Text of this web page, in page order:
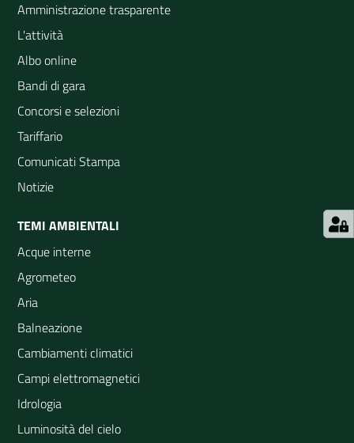
Amministrazione trasparente
L'attività
Albo online
Bandi di gara
Concorsi e selezioni
Tariffario
Comunicati Stampa
Notizie
TEMI AMBIENTALI
Acque interne
Agrometeo
Aria
Balneazione
Cambiamenti climatici
Campi elettromagnetici
Idrologia
Luminosità del cielo